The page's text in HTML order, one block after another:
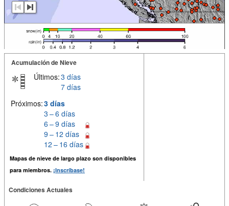
Acumulación de Nieve
Últimos:3 días
7 días
Próximos:3 días
3 – 6 días
6 – 9 días
9 – 12 días
12 – 16 días
Mapas de nieve de largo plazo son disponibles
para miembros. ¡Inscríbase!
Condiciones Actuales